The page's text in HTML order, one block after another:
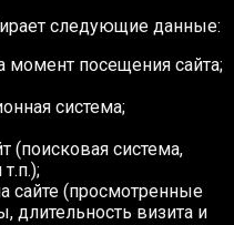
следующие данные:
момент посещения сайта;
система;
(поисковая система,
сайте (просмотренные
длительность визита и